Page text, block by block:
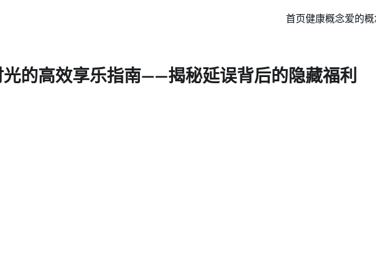
首页健康概念爱的概
的高效享乐指南——揭秘延误背后的隐藏福利